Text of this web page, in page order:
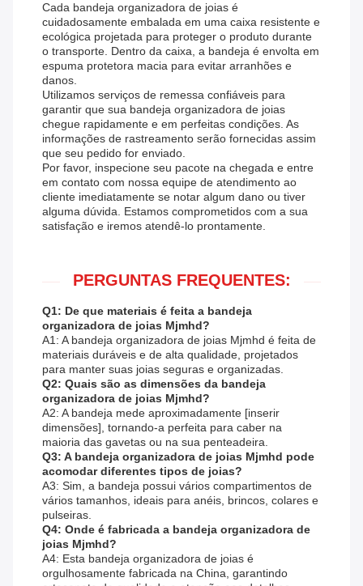
Cada bandeja organizadora de joias é
cuidadosamente embalada em uma caixa resistente e
ecológica projetada para proteger o produto durante
o transporte. Dentro da caixa, a bandeja é envolta em
espuma protetora macia para evitar arranhões e
danos.
Utilizamos serviços de remessa confiáveis ​​para
garantir que sua bandeja organizadora de joias
chegue rapidamente e em perfeitas condições. As
informações de rastreamento serão fornecidas assim
que seu pedido for enviado.
Por favor, inspecione seu pacote na chegada e entre
em contato com nossa equipe de atendimento ao
cliente imediatamente se notar algum dano ou tiver
alguma dúvida. Estamos comprometidos com a sua
satisfação e iremos atendê-lo prontamente.
PERGUNTAS FREQUENTES:
Q1: De que materiais é feita a bandeja
organizadora de joias Mjmhd?
A1: A bandeja organizadora de joias Mjmhd é feita de
materiais duráveis ​​e de alta qualidade, projetados
para manter suas joias seguras e organizadas.
Q2: Quais são as dimensões da bandeja
organizadora de joias Mjmhd?
A2: A bandeja mede aproximadamente [inserir
dimensões], tornando-a perfeita para caber na
maioria das gavetas ou na sua penteadeira.
Q3: A bandeja organizadora de joias Mjmhd pode
acomodar diferentes tipos de joias?
A3: Sim, a bandeja possui vários compartimentos de
vários tamanhos, ideais para anéis, brincos, colares e
pulseiras.
Q4: Onde é fabricada a bandeja organizadora de
joias Mjmhd?
A4: Esta bandeja organizadora de joias é
orgulhosamente fabricada na China, garantindo